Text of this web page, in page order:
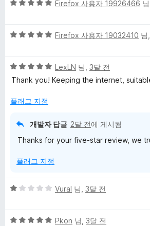
5
점
점
Firefox 사용자 19926466 님,
5
점
에
점
Firefox 사용자 19032410 님,
5
점
점
LexLN 님, 3달 전
Thank you! Keeping the internet,
플래그 지정
개발자 답글 2달 전에 게시됨
Thanks for your five-star review, we
플래그 지정
5
점
Vural 님, 3달 전
5
Pkon 님, 3달 전